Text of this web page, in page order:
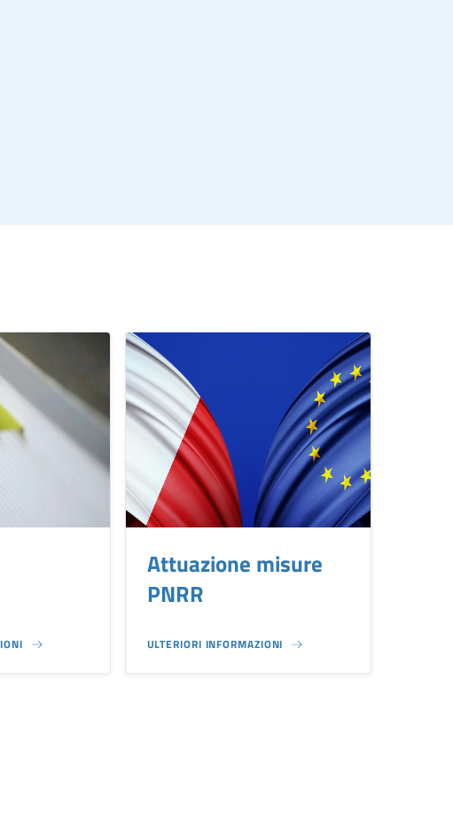
Attuazione misure
PNRR
ULTERIORI INFORMAZIONI